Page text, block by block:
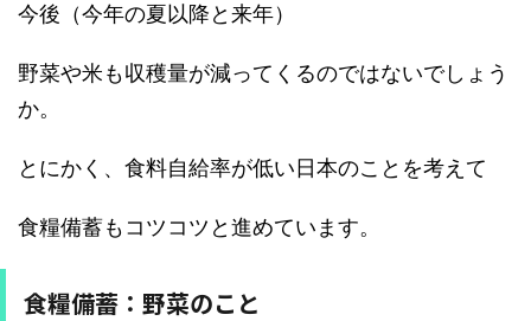
今後（今年の夏以降と来年）
野菜や米も収穫量が減ってくるのではないでしょう
か。
とにかく、食料自給率が低い日本のことを考えて
食糧備蓄もコツコツと進めています。
食糧備蓄：野菜のこと